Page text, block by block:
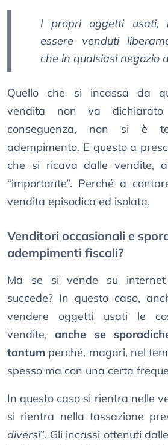
I propri oggetti usati,
essere venduti
che in qualsiasi negozio
Quello che si incassa da
vendita non va
conseguenza, non si è
adempimento. E questo a
che si ricava dalle vendite,
“importante”. Perché a
vendita episodica ed isolata.
Venditori occasionali e
adempimenti fiscali?
Ma se si vende su
succede? In questo caso,
vendere oggetti usati le
vendite,anche se
tantum perché, magari, nel
spesso ma con una certa
In questo caso si rientra nelle
si rientra nella tassazione
diversi”. Gli incassi ottenuti